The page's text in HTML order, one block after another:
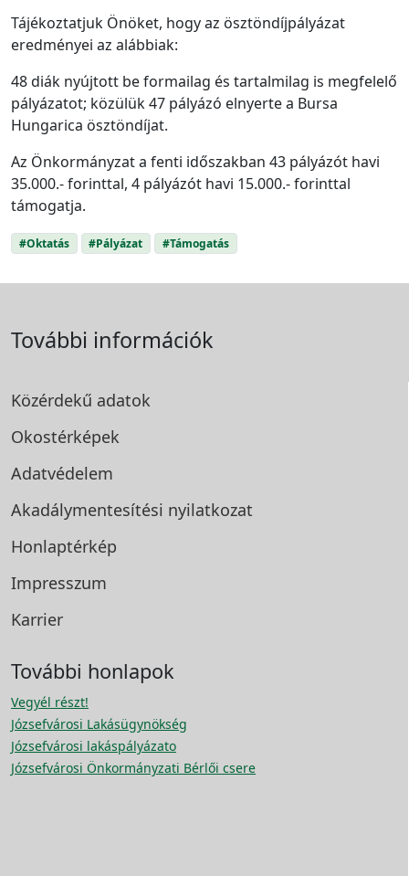
Tájékoztatjuk Önöket, hogy az ösztöndíjpályázat
eredményei az alábbiak:
48 diák nyújtott be formailag és tartalmilag is megfelelő
pályázatot; közülük 47 pályázó elnyerte a Bursa
Hungarica ösztöndíjat.
Az Önkormányzat a fenti időszakban 43 pályázót havi
35.000.- forinttal, 4 pályázót havi 15.000.- forinttal
támogatja.
#Oktatás #Pályázat #Támogatás
További információk
Közérdekű adatok
Okostérképek
Adatvédelem
Akadálymentesítési nyilatkozat
Honlaptérkép
Impresszum
Karrier
További honlapok
Vegyél részt!
Józsefvárosi Lakásügynökség
Józsefvárosi lakáspályázato
Józsefvárosi Önkormányzati Bérlői csere